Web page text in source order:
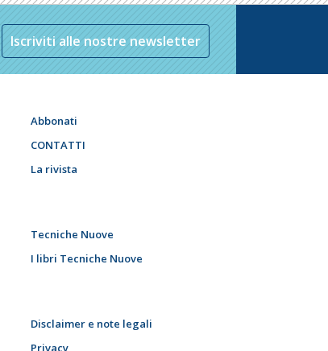
Iscriviti alle nostre newsletter
Abbonati
CONTATTI
La rivista
Tecniche Nuove
I libri Tecniche Nuove
Disclaimer e note legali
Privacy